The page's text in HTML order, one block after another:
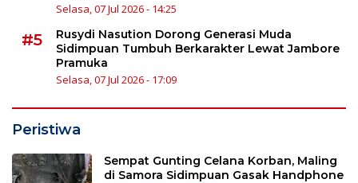
Selasa, 07 Jul 2026 - 14:25
#5
Rusydi Nasution Dorong Generasi Muda
Sidimpuan Tumbuh Berkarakter Lewat Jambore
Pramuka
Selasa, 07 Jul 2026 - 17:09
Peristiwa
Sempat Gunting Celana Korban, Maling
di Samora Sidimpuan Gasak Handphone